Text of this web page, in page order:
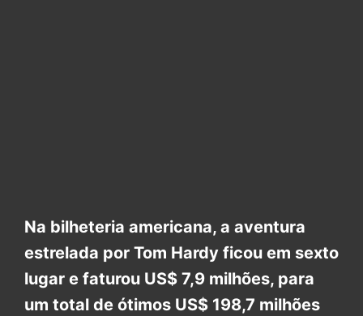
Na bilheteria americana, a aventura
estrelada por Tom Hardy ficou em sexto
lugar e faturou US$ 7,9 milhões, para
um total de ótimos US$ 198,7 milhões